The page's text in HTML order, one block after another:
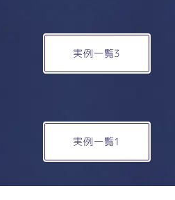
実例一覧3
実例一覧1